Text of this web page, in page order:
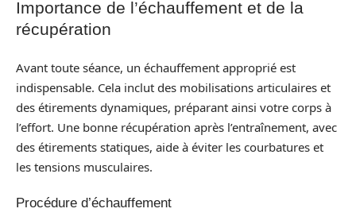
Importance de l’échauffement et de la
récupération
Avant toute séance, un échauffement approprié est
indispensable. Cela inclut des mobilisations articulaires et
des étirements dynamiques, préparant ainsi votre corps à
l’effort. Une bonne récupération après l’entraînement, avec
des étirements statiques, aide à éviter les courbatures et
les tensions musculaires.
Procédure d’échauffement